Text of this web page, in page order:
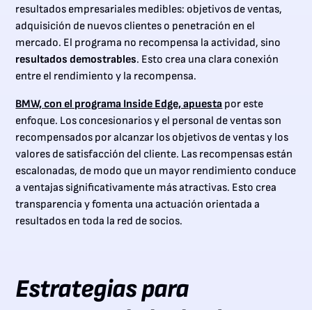
resultados empresariales medibles: objetivos de ventas,
adquisición de nuevos clientes o penetración en el
mercado. El programa no recompensa la actividad, sino
resultados demostrables. Esto crea una clara conexión
entre el rendimiento y la recompensa.
BMW, con el programa Inside Edge, apuesta por este
enfoque. Los concesionarios y el personal de ventas son
recompensados por alcanzar los objetivos de ventas y los
valores de satisfacción del cliente. Las recompensas están
escalonadas, de modo que un mayor rendimiento conduce
a ventajas significativamente más atractivas. Esto crea
transparencia y fomenta una actuación orientada a
resultados en toda la red de socios.
Estrategias para